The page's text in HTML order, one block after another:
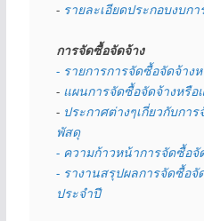
- รายละเอียดประกอบงบกา
การจัดซื้อจัดจ้าง
- รายการการจัดซื้อจัดจ้าง
- แผนการจัดซื้อจัดจ้างหรื
- ประกาศต่างๆเกี่ยวกับกา
พัสดุ
- ความก้าวหน้าการจัดซื้อจั
- รางานสรุปผลการจัดซื้อจั
ประจำปี